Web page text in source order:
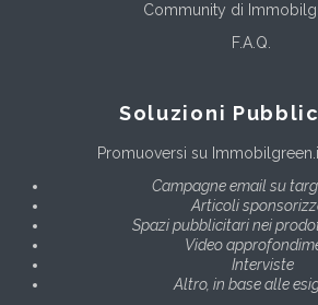
Community di
F.A.Q.
Soluzioni
Promuoversi su
Campagne email su
Articoli
Spazi pubblicitari nei
Video
Interviste
Altro, in base alle